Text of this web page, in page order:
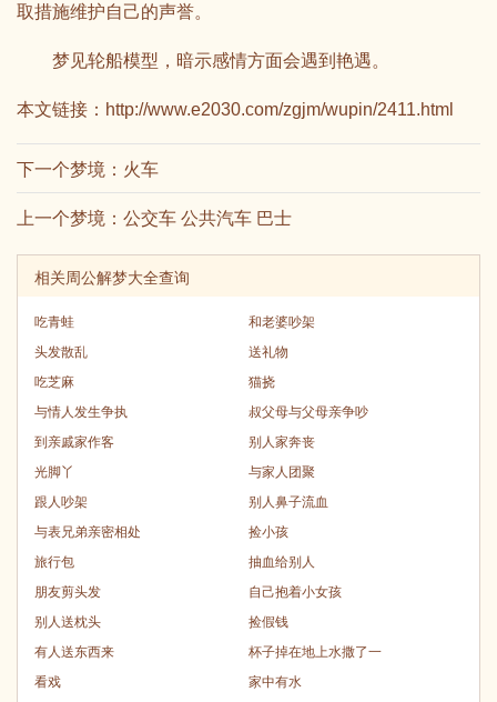
取措施维护自己的声誉。
梦见轮船模型，暗示感情方面会遇到艳遇。
本文链接： http://www.e2030.com/zgjm/wupin/2411.html
下一个梦境： 火车
上一个梦境： 公交车 公共汽车 巴士
相关周公解梦大全查询
吃青蛙
和老婆吵架
头发散乱
送礼物
吃芝麻
猫挠
与情人发生争执
叔父母与父母亲争吵
到亲戚家作客
别人家奔丧
光脚丫
与家人团聚
跟人吵架
别人鼻子流血
与表兄弟亲密相处
捡小孩
旅行包
抽血给别人
朋友剪头发
自己抱着小女孩
别人送枕头
捡假钱
有人送东西来
杯子掉在地上水撒了一
看戏
家中有水